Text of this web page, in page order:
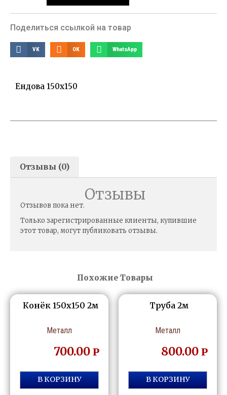
Поделиться ссылкой на товар
VK OK WhatsApp
Похожие Товары
Конёк 150х150 2м
Металл
700.00 Р
В КОРЗИНУ
Труба 2м
Металл
800.00 Р
В КОРЗИНУ
Ендова 150х150
Отзывы (0)
Отзывы
Отзывов пока нет.
Только зарегистрированные клиенты, купившие
этот товар, могут публиковать отзывы.